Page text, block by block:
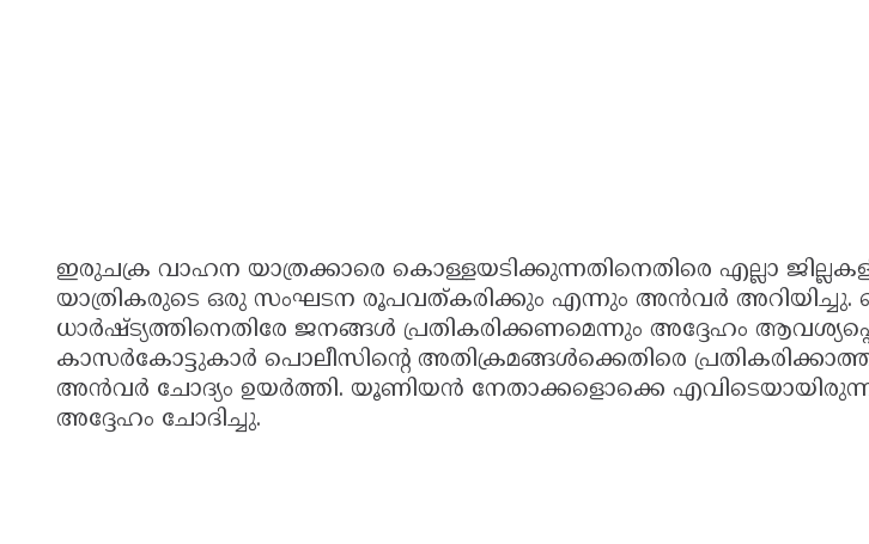
ഇരുചക്ര വാഹന യാത്രക്കാരെ കൊള്ളയടിക്കുന്നതിനെതിരെ എല്ലാ
യാത്രികരുടെ ഒരു സംഘടന രൂപവത്കരിക്കും എന്നും അൻവർ അറിയിച്ചു.
ധാർഷ്‌ട്യത്തിനെതിരേ ജനങ്ങൾ പ്രതികരിക്കണമെന്നും അദ്ദേഹം
കാസർകോട്ടുകാർ പൊലീസിന്റെ അതിക്രമങ്ങൾക്കെതിരെ
അൻവർ ചോദ്യം ഉയർത്തി. യൂണിയൻ നേതാക്കളൊക്കെ
അദ്ദേഹം ചോദിച്ചു.